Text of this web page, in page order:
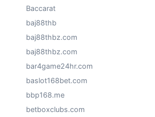
Baccarat
baj88thb
baj88thbz.com
baj88thbz.com
bar4game24hr.com
baslot168bet.com
bbp168.me
betboxclubs.com